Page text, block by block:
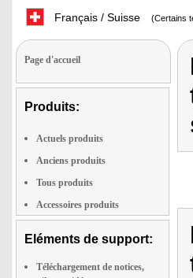
Français / Suisse (Certains
Page d'accueil
Produits:
Actuels produits
Anciens produits
Tous produits
Accessoires produits
Eléments de support:
Téléchargement de notices,